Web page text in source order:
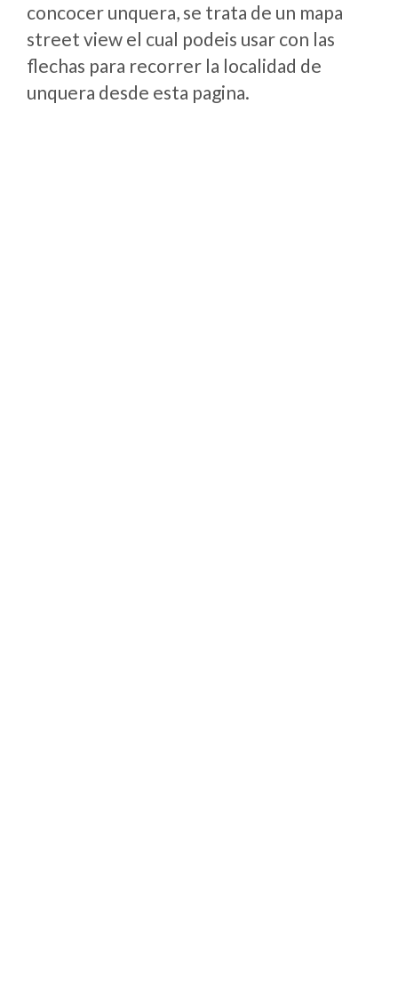
concocer unquera, se trata de un mapa
street view el cual podeis usar con las
flechas para recorrer la localidad de
unquera desde esta pagina.